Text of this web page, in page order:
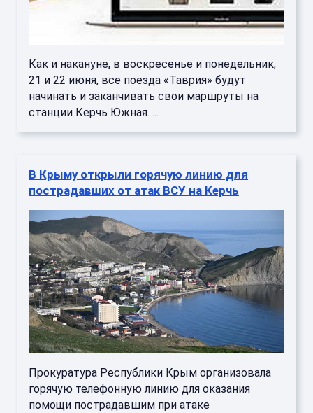
Как и накануне, в воскресенье и понедельник,
21 и 22 июня, все поезда «Таврия» будут
начинать и заканчивать свои маршруты на
станции Керчь Южная. ...
В Крыму открыли горячую линию для
пострадавших от атак ВСУ на Керчь
Прокуратура Республики Крым организовала
горячую телефонную линию для оказания
помощи пострадавшим при атаке